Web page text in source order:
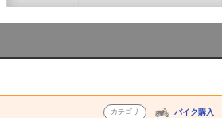
カテゴリ バイク購入